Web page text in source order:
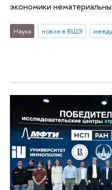
экономики
Наука новое в ВШЭ